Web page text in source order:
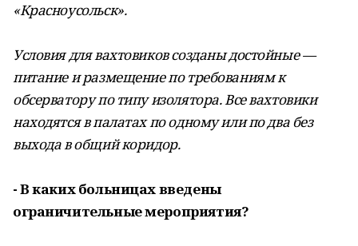
«Красноусольск».
Условия для вахтовиков созданы достойные —
питание и размещение по требованиям к
обсерватору по типу изолятора. Все вахтовики
находятся в палатах по одному или по два без
выхода в общий коридор.
- В каких больницах введены
ограничительные мероприятия?